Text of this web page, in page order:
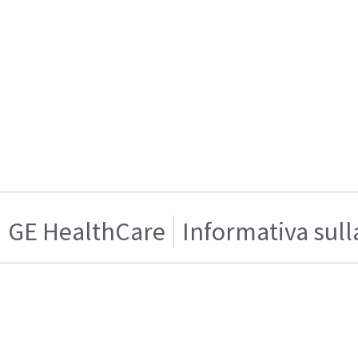
GE HealthCare Informativa